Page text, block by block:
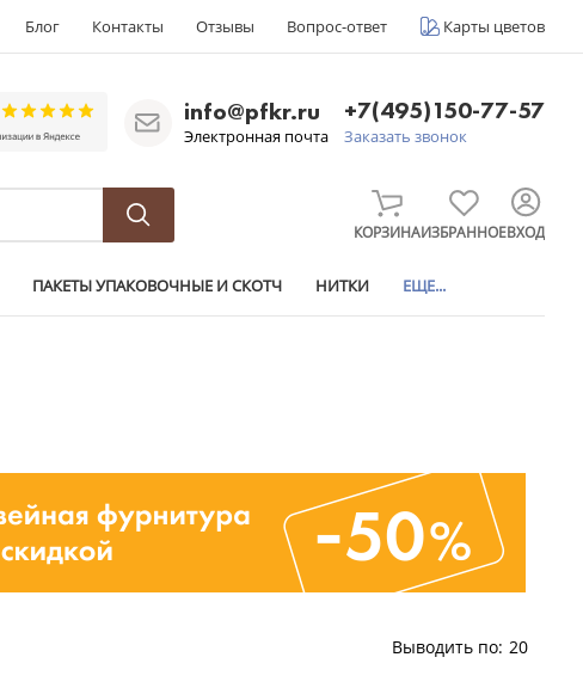
Блог Контакты Отзывы Вопрос-ответ Карты цветов
info@pfkr.ru
Электронная почта
+7(495)150-77-57
Заказать звонок
КОРЗИНАИЗБРАННОЕВХОД
ПАКЕТЫ УПАКОВОЧНЫЕ И СКОТЧ НИТКИ ЕЩЕ...
Выводить по: 20